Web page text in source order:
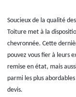
Soucieux de la qualité
Toiture met à la
chevronnée. Cette
pouvez vous fier à leurs
remise en état, mais
parmi les plus
devis.